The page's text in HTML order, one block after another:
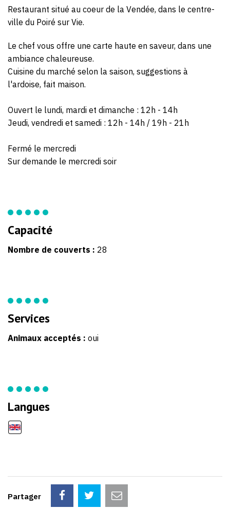
Restaurant situé au coeur de la Vendée, dans le centre-
ville du Poiré sur Vie.
Le chef vous offre une carte haute en saveur, dans une
ambiance chaleureuse.
Cuisine du marché selon la saison, suggestions à
l'ardoise, fait maison.
Ouvert le lundi, mardi et dimanche : 12h - 14h
Jeudi, vendredi et samedi : 12h - 14h / 19h - 21h
Fermé le mercredi
Sur demande le mercredi soir
Capacité
Nombre de couverts : 28
Services
Animaux acceptés : oui
Langues
Partager